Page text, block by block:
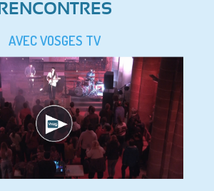
RENCONTRES
AVEC VOSGES TV